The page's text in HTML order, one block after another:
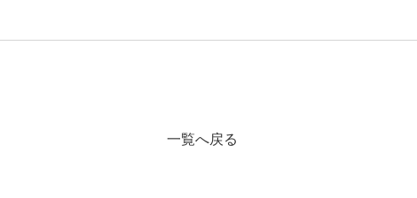
一覧へ戻る